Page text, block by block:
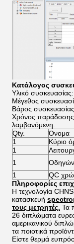
Κατάλογος
Υλικό
Μέγεθος
Βάρος
Χρόνος
λαμβανόμενη.
Qty.
Όνομα
1
Κύριο
1
1
1
QC
Πληροφορίες
Η τεχνολογία
κατασκευή
τους μετρητές. Τα
26 διπλώματα
αμερικανικού
τα ποιοτικά
Είστε θερμά